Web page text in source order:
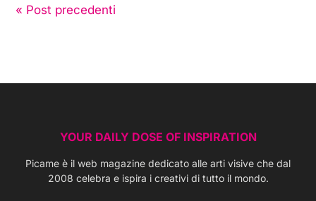
« Post precedenti
YOUR DAILY DOSE OF INSPIRATION
Picame è il web magazine dedicato alle arti visive che dal
2008 celebra e ispira i creativi di tutto il mondo.